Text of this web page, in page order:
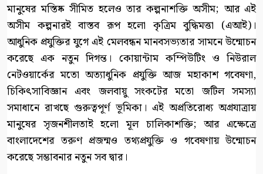
মানুষের মস্তিষ্ক সীমিত হলেও তার কল্পনাশক্তি অসীম; আর এই
অসীম কল্পনারই বাস্তব রূপ হলো কৃত্রিম বুদ্ধিমত্তা (এআই)।
আধুনিক প্রযুক্তির যুগে এই মেলবন্ধন মানবসভ্যতার সামনে উন্মোচন
করেছে এক নতুন দিগন্ত। কোয়ান্টাম কম্পিউটিং ও নিউরাল
নেটওয়ার্কের মতো অত্যাধুনিক প্রযুক্তি আজ মহাকাশ গবেষণা,
চিকিৎসাবিজ্ঞান এবং জলবায়ু সংকটের মতো জটিল সমস্যা
সমাধানে রাখছে গুরুত্বপূর্ণ ভূমিকা। এই অপ্রতিরোধ্য অগ্রযাত্রায়
মানুষের সৃজনশীলতাই হলো মূল চালিকাশক্তি; আর এক্ষেত্রে
বাংলাদেশের তরুণ প্রজন্মও তথ্যপ্রযুক্তি ও গবেষণায় উন্মোচন
করেছে সম্ভাবনার নতুন সব দ্বার।